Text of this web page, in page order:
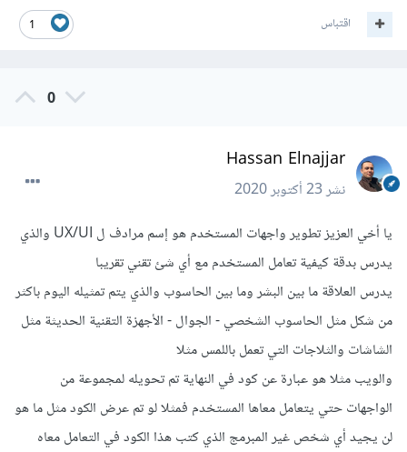
1 اقتباس
0
Hassan Elnajjar
نشر23 أكتوبر 2020
يا أخي العزيز تطوير واجهات المستخدم هو إسم مرادف ل UX/UI والذي
يدرس بدقة كيفية تعامل المستخدم مع أي شئ تقني تقريبا
يدرس العلاقة ما بين البشر وما بين الحاسوب والذي يتم تمثيله اليوم باكثر
من شكل مثل الحاسوب الشخصي - الجوال - الأجهزة التقنية الحديثة مثل
الشاشات والثلاجات التي تعمل باللمس مثلا
والويب مثلا هو عبارة عن كود في النهاية تم تحويله لمجموعة من
الواجهات حتي يتعامل معاها المستخدم فمثلا لو تم عرض الكود مثل ما هو
لن يجيد أي شخص غير المبرمج الذي كتب هذا الكود في التعامل معاه